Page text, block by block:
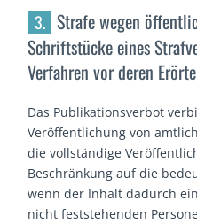
3. Strafe wegen
Schriftstücke eines
Verfahren vor deren
Das Publikationsverbot
Veröffentlichung von
die vollständige
Beschränkung auf die
wenn der Inhalt dadurch
nicht feststehenden